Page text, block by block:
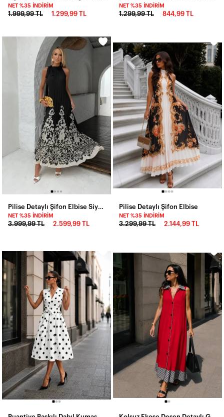
NET %35 İNDIRIM
1.999,99 TL 1.299,99 TL
NET %35 İNDIRIM
1.299,99 TL 844,99 TL
NET %35 İNDIRIM
3.999,99 TL 2.599,99 TL
Pilise Detaylı Şifon Elbise
NET %35 İNDIRIM
3.299,99 TL 2.144,99 TL